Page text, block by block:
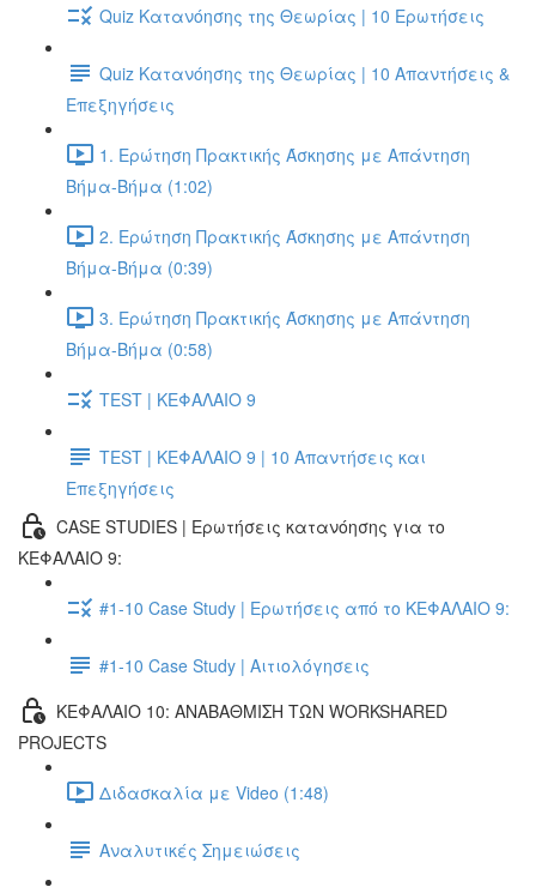
Quiz Κατανόησης της Θεωρίας | 10 Ερωτήσεις
Quiz Κατανόησης της Θεωρίας | 10 Απαντήσεις &
Επεξηγήσεις
1. Ερώτηση Πρακτικής Άσκησης με Απάντηση
Βήμα-Βήμα (1:02)
2. Ερώτηση Πρακτικής Άσκησης με Απάντηση
Βήμα-Βήμα (0:39)
3. Ερώτηση Πρακτικής Άσκησης με Απάντηση
Βήμα-Βήμα (0:58)
TEST | ΚΕΦΑΛΑΙΟ 9
TEST | ΚΕΦΑΛΑΙΟ 9 | 10 Απαντήσεις και
Επεξηγήσεις
CASE STUDIES | Ερωτήσεις κατανόησης για το
ΚΕΦΑΛΑΙΟ 9:
#1-10 Case Study | Ερωτήσεις από το ΚΕΦΑΛΑΙΟ 9:
#1-10 Case Study | Αιτιολόγησεις
ΚΕΦΑΛΑΙΟ 10: ΑΝΑΒΑΘΜΙΣΗ ΤΩΝ WORKSHARED
PROJECTS
Διδασκαλία με Video (1:48)
Αναλυτικές Σημειώσεις